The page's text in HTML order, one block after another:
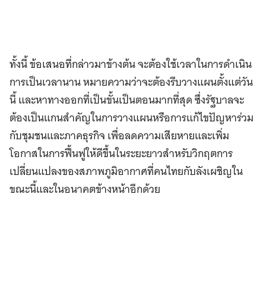
ทั้งนี้ ข้อเสนอที่กล่าวมาข้างต้น จะต้องใช้เวลาในการดำเนิน
การเป็นเวลานาน หมายความว่าจะต้องรีบวางแผนตั้งแต่วัน
นี้ และหาทางออกที่เป็นขั้นเป็นตอนมากที่สุด ซึ่งรัฐบาลจะ
ต้องเป็นแกนสำคัญในการวางแผนหรือการแก้ไขปัญหาร่วม
กับชุมชนและภาคธุรกิจ เพื่อลดความเสียหายและเพิ่ม
โอกาสในการฟื้นฟูให้ดีขึ้นในระยะยาวสำหรับวิกฤตการ
เปลี่ยนแปลงของสภาพภูมิอากาศที่คนไทยกับลังเผชิญใน
ขณะนี้และในอนาคตข้างหน้าอีกด้วย